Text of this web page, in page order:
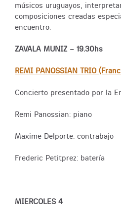
músicos uruguayos,
composiciones creadas
encuentro.
ZAVALA MUNIZ – 19.30hs
REMI PANOSSIAN TRIO
Concierto presentado por la
Remi Panossian: piano
Maxime Delporte: contrabajo
Frederic Petitprez: batería
MIERCOLES 4